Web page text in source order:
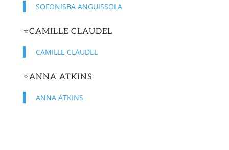
SOFONISBA ANGUISSOLA
⭐️CAMILLE CLAUDEL
CAMILLE CLAUDEL
⭐️ANNA ATKINS
ANNA ATKINS